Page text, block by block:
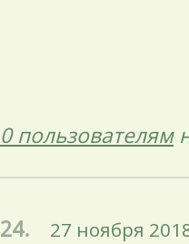
0 пользователям
24. 27 ноября